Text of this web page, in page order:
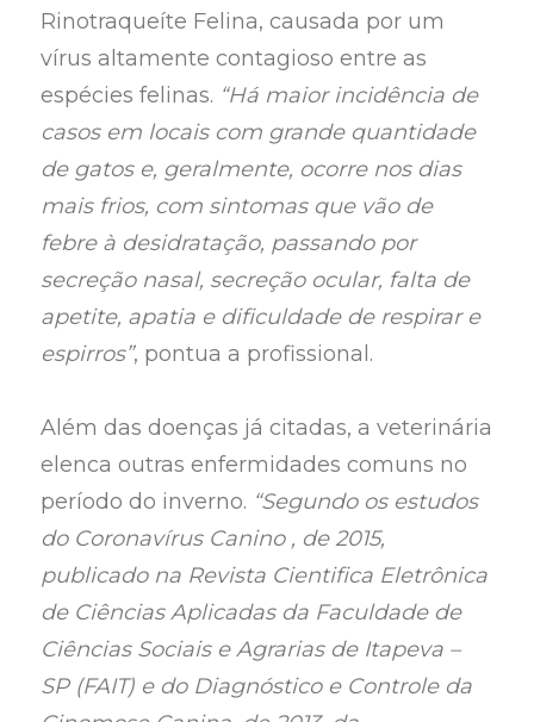
Rinotraqueíte Felina, causada por um
vírus altamente contagioso entre as
espécies felinas. “Há maior incidência de
casos em locais com grande quantidade
de gatos e, geralmente, ocorre nos dias
mais frios, com sintomas que vão de
febre à desidratação, passando por
secreção nasal, secreção ocular, falta de
apetite, apatia e dificuldade de respirar e
espirros”, pontua a profissional.
Além das doenças já citadas, a veterinária
elenca outras enfermidades comuns no
período do inverno. “Segundo os estudos
do Coronavírus Canino , de 2015,
publicado na Revista Cientifica Eletrônica
de Ciências Aplicadas da Faculdade de
Ciências Sociais e Agrarias de Itapeva –
SP (FAIT) e do Diagnóstico e Controle da